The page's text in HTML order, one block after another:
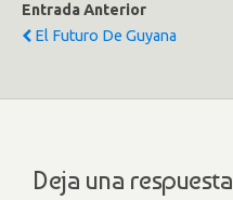
Entrada Anterior
El Futuro De Guyana
Deja una respuesta